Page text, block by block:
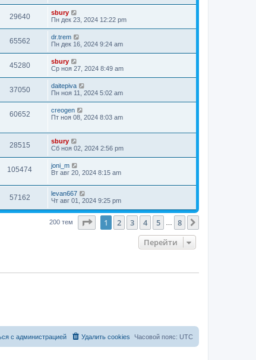
29640
sbury
Пн дек 23, 2024 12:22 pm
65562
dr.trem
Пн дек 16, 2024 9:24 am
45280
sbury
Ср ноя 27, 2024 8:49 am
37050
daitepiva
Пн ноя 11, 2024 5:02 am
60652
creogen
Пт ноя 08, 2024 8:03 am
28515
sbury
Сб ноя 02, 2024 2:56 pm
105474
joni_m
Вт авг 20, 2024 8:15 am
57162
levan667
Чт авг 01, 2024 9:25 pm
200 тем Страница1 из
1 2 3 4 5 8
Перейти
Часовой пояс: UTC
Удалить cookies
с администрацией